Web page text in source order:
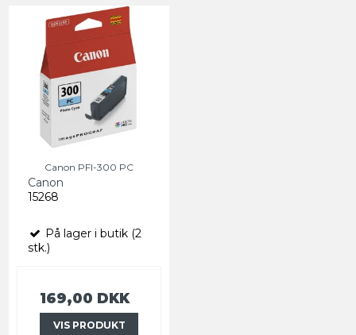
Canon PFI-300 PC
Canon
15268
På lager i butik (2
stk.)
169,00 DKK
VIS PRODUKT